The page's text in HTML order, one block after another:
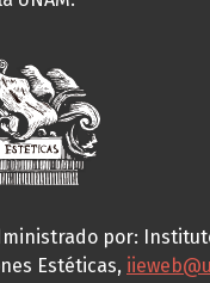
por:
Estéticas,